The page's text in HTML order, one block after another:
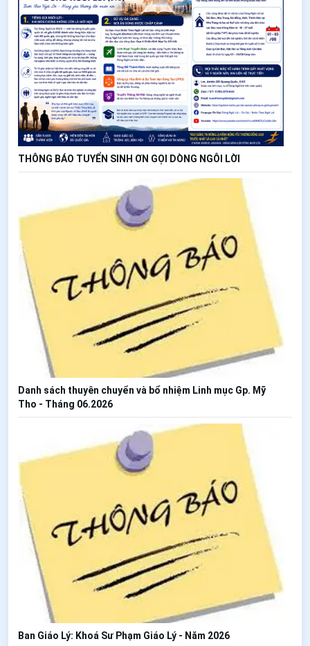
THÔNG BÁO TUYỂN SINH ƠN GỌI DÒNG NGÔI LỜI
Danh sách thuyên chuyển và bổ nhiệm Linh mục Gp. Mỹ
Tho - Tháng 06.2026
Ban Giáo Lý: Khoá Sư Phạm Giáo Lý - Năm 2026